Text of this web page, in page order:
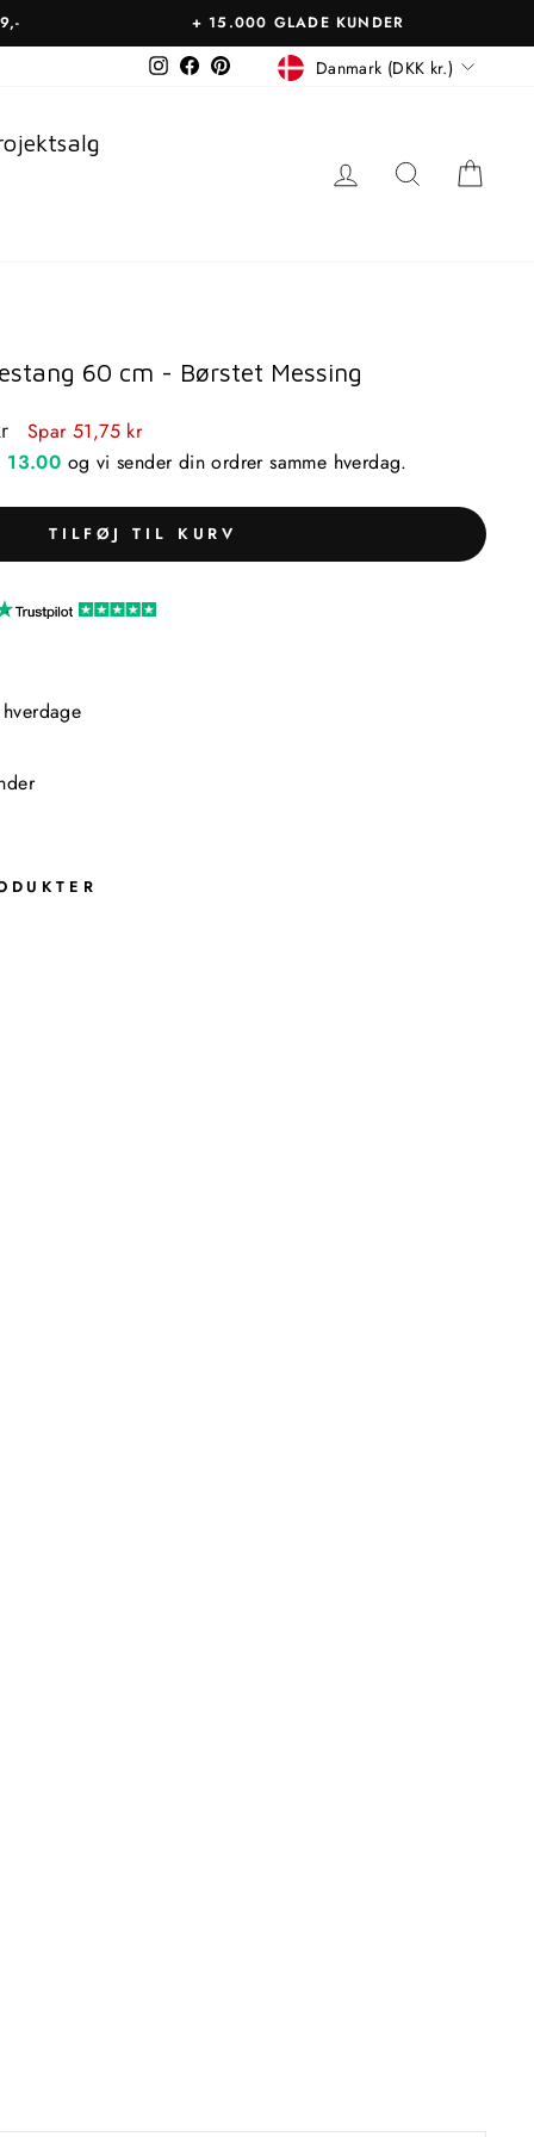
+ 15.000 GLADE KUNDER
Instagram
FacebookPinterestBetalingsmiddel
Danmark (DKK kr.)
LOG IN SØGNING
60 cm - Børstet Messing
Spar 51,75 kr
13.00 og vi sender din ordrer samme hverdag.
TILFØJ TIL KURV